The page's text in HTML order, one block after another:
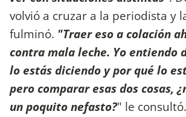
volvió a cruzar a la periodista y
fulminó. "Traer eso a colación
contra mala leche. Yo entiendo
lo estás diciendo y por qué lo
pero comparar esas dos cosas,
un poquito nefasto?" le consultó.